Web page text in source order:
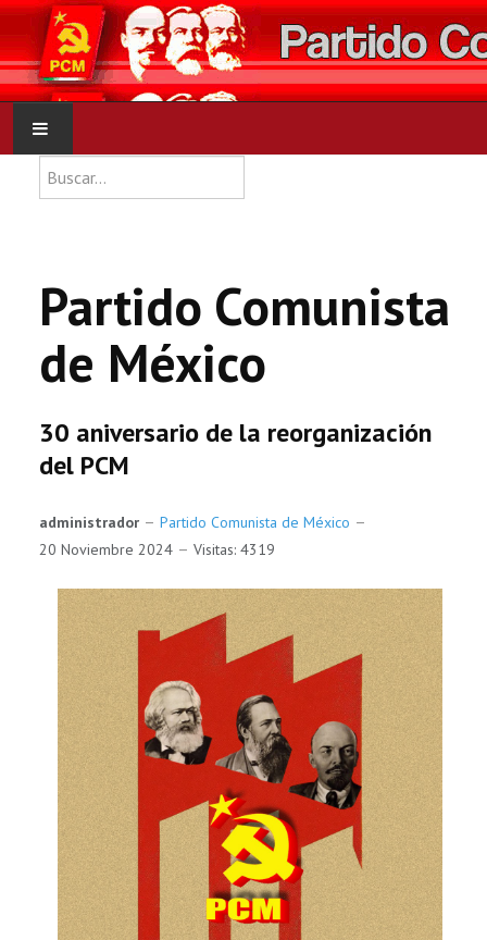
INICIO
NOTICIAS
DOCUMENTOS
Buscar
Partido Comunista
de México
30 aniversario de la reorganización
del PCM
administrador
Partido Comunista de México
20 Noviembre 2024
Visitas: 4319